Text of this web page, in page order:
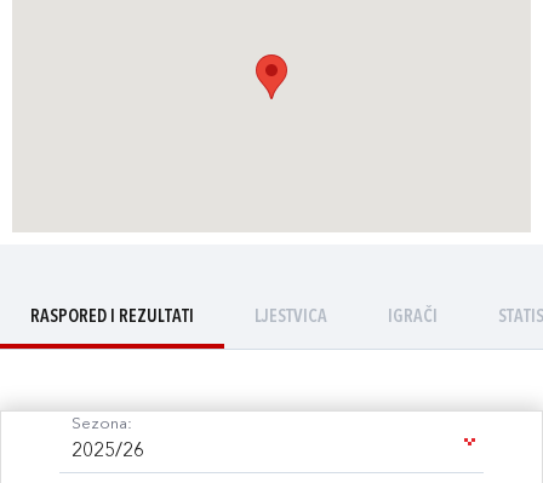
RASPORED I REZULTATI LJESTVICA IGRAČI
Sezona:
2025/26